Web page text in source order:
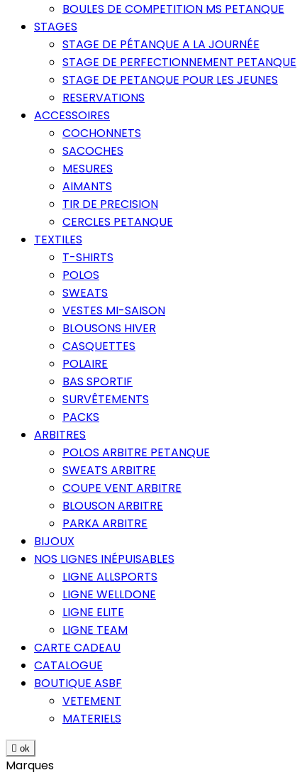
BOULES DE COMPETITION MS PETANQUE
STAGES
STAGE DE PÉTANQUE A LA JOURNÉE
STAGE DE PERFECTIONNEMENT PETANQUE
STAGE DE PETANQUE POUR LES JEUNES
RESERVATIONS
ACCESSOIRES
COCHONNETS
SACOCHES
MESURES
AIMANTS
TIR DE PRECISION
CERCLES PETANQUE
TEXTILES
T-SHIRTS
POLOS
SWEATS
VESTES MI-SAISON
BLOUSONS HIVER
CASQUETTES
POLAIRE
BAS SPORTIF
SURVÊTEMENTS
PACKS
ARBITRES
POLOS ARBITRE PETANQUE
SWEATS ARBITRE
COUPE VENT ARBITRE
BLOUSON ARBITRE
PARKA ARBITRE
BIJOUX
NOS LIGNES INÉPUISABLES
LIGNE ALLSPORTS
LIGNE WELLDONE
LIGNE ELITE
LIGNE TEAM
CARTE CADEAU
CATALOGUE
BOUTIQUE ASBF
VETEMENT
MATERIELS
 ok
Marques